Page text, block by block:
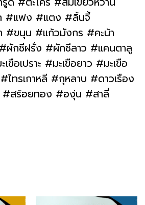
#แฟง #แตง #ลิ้นจี้
ขนุน #แก้วมังกร #คะน้า
กชีฝรั่ง #ผักชีลาว #แคนตาลู
อเปราะ #มะเขือยาว #มะเขือ
ไทรเกาหลี #กุหลาบ #ดาวเรือง
สร้อยทอง #องุ่น #สาลี่